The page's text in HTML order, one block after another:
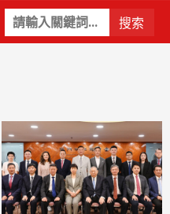
關
鍵
Primary
Menu